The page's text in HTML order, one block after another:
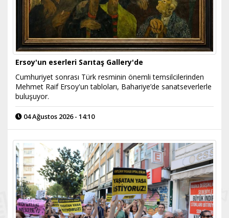
Ersoy'un eserleri Sarıtaş Gallery'de
Cumhuriyet sonrası Türk resminin önemli temsilcilerinden
Mehmet Raif Ersoy'un tabloları, Bahariye’de sanatseverlerle
buluşuyor.
04 Ağustos 2026 - 14:10